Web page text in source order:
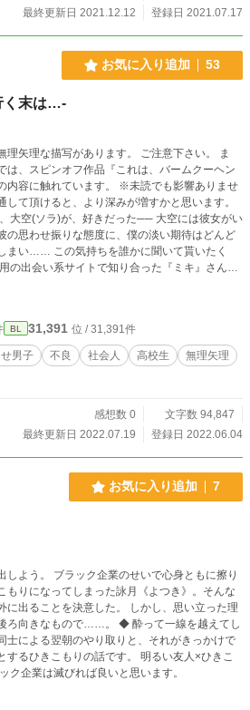
最終更新日 2021.12.12
登録日 2021.07.17
お気に入り追加 53
く末は…-
理矢理な描写があります。 ご注意下さい。 ま
は、スピンオフ作品『これは、バームクーヘン
内容に触れています。 ※未読でも影響ありませ
して頂けると、より深みが増すかと思います。
の思わせ振りな態度に、僕の淡い期待はどんど
を誰かに聞いて貰いたく
の出会い系サイトで知り合った『ミキ』さん
て大空の事を全て話していた。 しかし、あ
、仲の良い男子を集めて、彼女とセックスした
聞いてしまう…… 傷心から僕は、初めて
とリアルで会い、自ら全てを捧げてしまった。
。 他には誰もいない教室で。 僕は、大空か
出そうとする姿や、彼を取り巻く環境や周囲の
ています。 全体的に、切ないストーリーとなっ
BL 31,391 位 / 31,391件
男子 不良 社会人 高校生
無理矢理
感想数 0
文字数 94,847
最終更新日 2022.07.19
登録日 2022.06.04
お気に入り追加 7
しよう。 ブラック企業のせいで心身ともに擦り
もりになってしまった詠月《よつき》。そんな
に出ることを決意した。 しかし、思い立った理
もので……。 ◆ 酔って一線を越えてし
士による翌朝のやり取りと、それがきっかけで
きこもりの話です。 明るい友人×ひきこ
ク企業は滅びれば良いと思います。